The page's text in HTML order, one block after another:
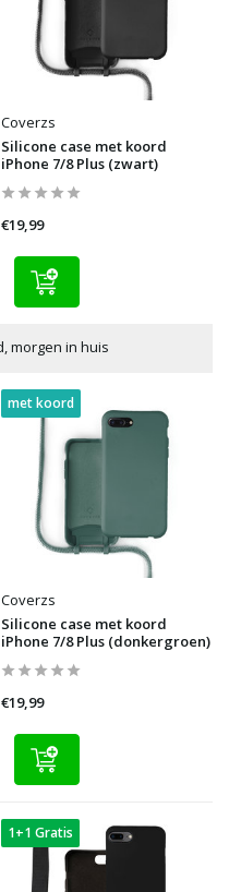
Coverzs
Silicone case met koord
iPhone 7/8 Plus (zwart)
€19,99
morgen in huis
met koord
Coverzs
Silicone case met koord
iPhone 7/8 Plus (donkergroen)
€19,99
1+1 Gratis